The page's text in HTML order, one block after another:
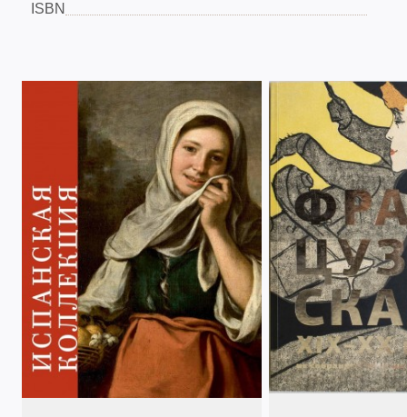
ISBN